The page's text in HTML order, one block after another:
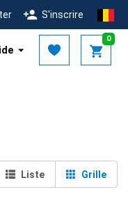
S'inscrire
0
Grille
Liste